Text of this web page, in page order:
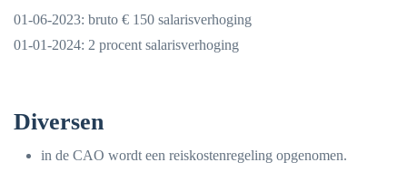
01-06-2023: bruto € 150 salarisverhoging
01-01-2024: 2 procent salarisverhoging
Diversen
in de CAO wordt een reiskostenregeling opgenomen.